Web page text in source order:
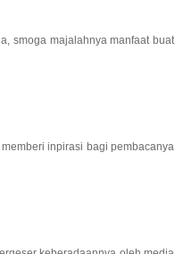
smoga majalahnya manfaat buat
inpirasi bagi pembacanya